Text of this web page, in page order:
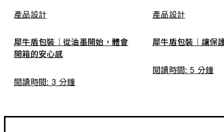
產品設計
犀牛盾包裝｜從油墨開始，體會
開箱的安心感
閱讀時間: 3 分鐘
產品設計
犀牛盾包裝｜讓保
閱讀時間: 5 分鐘